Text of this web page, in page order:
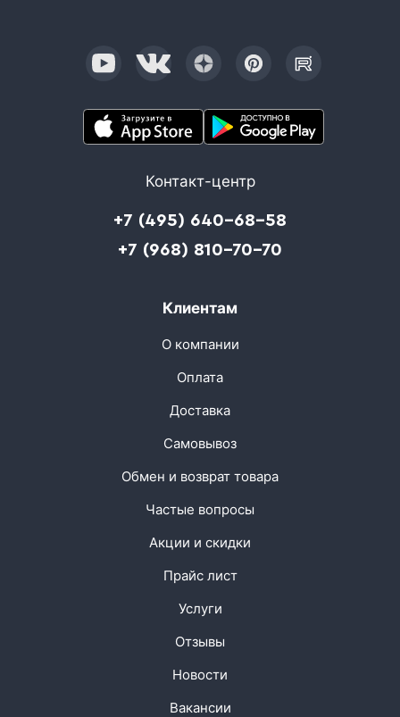
Контакт-центр
+7 (495) 640-68-58
+7 (968) 810-70-70
Клиентам
О компании
Оплата
Доставка
Самовывоз
Обмен и возврат товара
Частые вопросы
Акции и скидки
Прайс лист
Услуги
Отзывы
Новости
Вакансии